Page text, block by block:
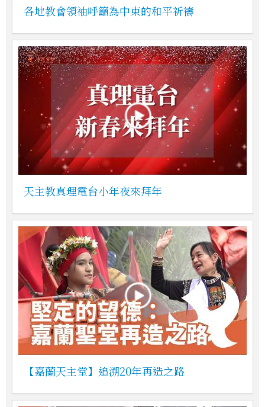
各地教會領袖呼籲為中東的和平祈禱
天主教真理電台小年夜來拜年
【嘉蘭天主堂】追溯20年再造之路